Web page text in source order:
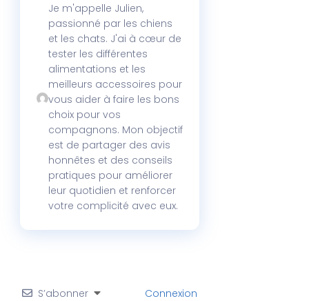
Je m'appelle Julien,
passionné par les chiens
et les chats. J'ai à cœur de
tester les différentes
alimentations et les
meilleurs accessoires pour
vous aider à faire les bons
choix pour vos
compagnons. Mon objectif
est de partager des avis
honnêtes et des conseils
pratiques pour améliorer
leur quotidien et renforcer
votre complicité avec eux.
S’abonner Connexion